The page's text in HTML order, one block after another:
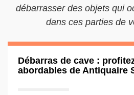
débarrasser des objets qui
dans ces parties de
Débarras de cave :
abordables de Antiquaire